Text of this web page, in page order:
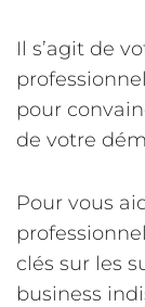
Il s’agit de
pour
de votre
Pour vous
clés sur les
business